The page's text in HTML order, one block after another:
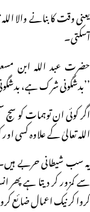
یعنی وقت کا بنانے والا
آسکتی۔
حضرت عبد اللہ ابن
’’بدشگونی شرک ہے،
اگر کوئی ان توہمات کو
اللہ تعالیٰ کے علاوہ کسی
یہ سب شیطانی حربے
سے کمزور کر دیتا ہے پھر
کروا کر نیک اعمال ضائع